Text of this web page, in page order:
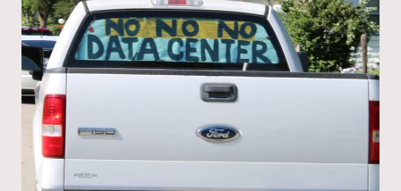
QU’Y
A-
T-
IL
DE